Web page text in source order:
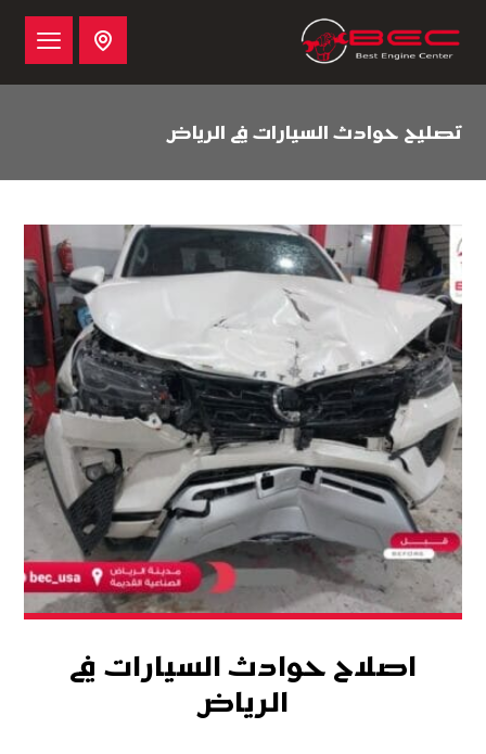
تصليح حوادث السيارات في الرياض
اصلاح حوادث السيارات في
الرياض